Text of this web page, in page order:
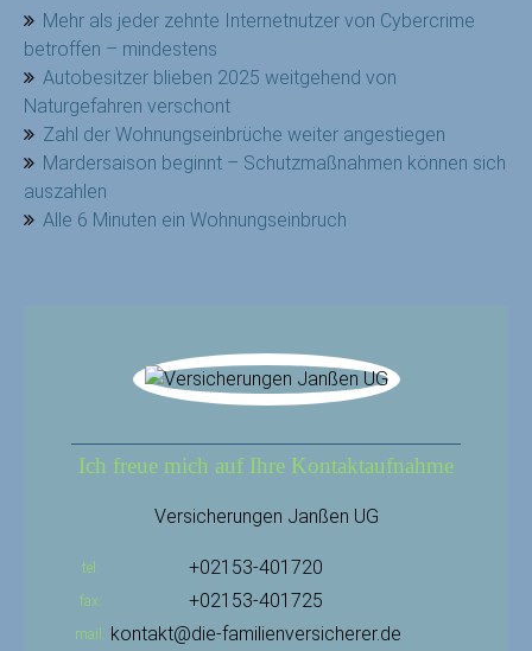
Mehr als jeder zehnte Internetnutzer von Cybercrime
betroffen – mindestens
Autobesitzer blieben 2025 weitgehend von
Naturgefahren verschont
Zahl der Wohnungseinbrüche weiter angestiegen
Mardersaison beginnt – Schutzmaßnahmen können sich
auszahlen
Alle 6 Minuten ein Wohnungseinbruch
Ich freue mich auf Ihre Kontaktaufnahme
Versicherungen Janßen UG
tel +02153-401720
fax +02153-401725
mail kontakt@die-familienversicherer.de